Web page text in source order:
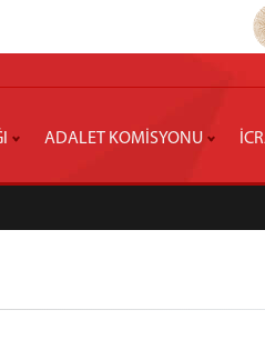
ADALET KOMİSYONU